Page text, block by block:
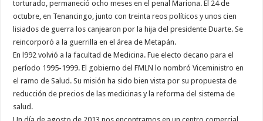
torturado, permaneció ocho meses en el penal Mariona. El 24 de
octubre, en Tenancingo, junto con treinta reos políticos y unos cien
lisiados de guerra los canjearon por la hija del presidente Duarte. Se
reincorporó a la guerrilla en el área de Metapán.
En l992 volvió a la facultad de Medicina. Fue electo decano para el
período 1995-1999. El gobierno del FMLN lo nombró Viceministro en
el ramo de Salud. Su misión ha sido bien vista por su propuesta de
reducción de precios de las medicinas y la reforma del sistema de
salud.